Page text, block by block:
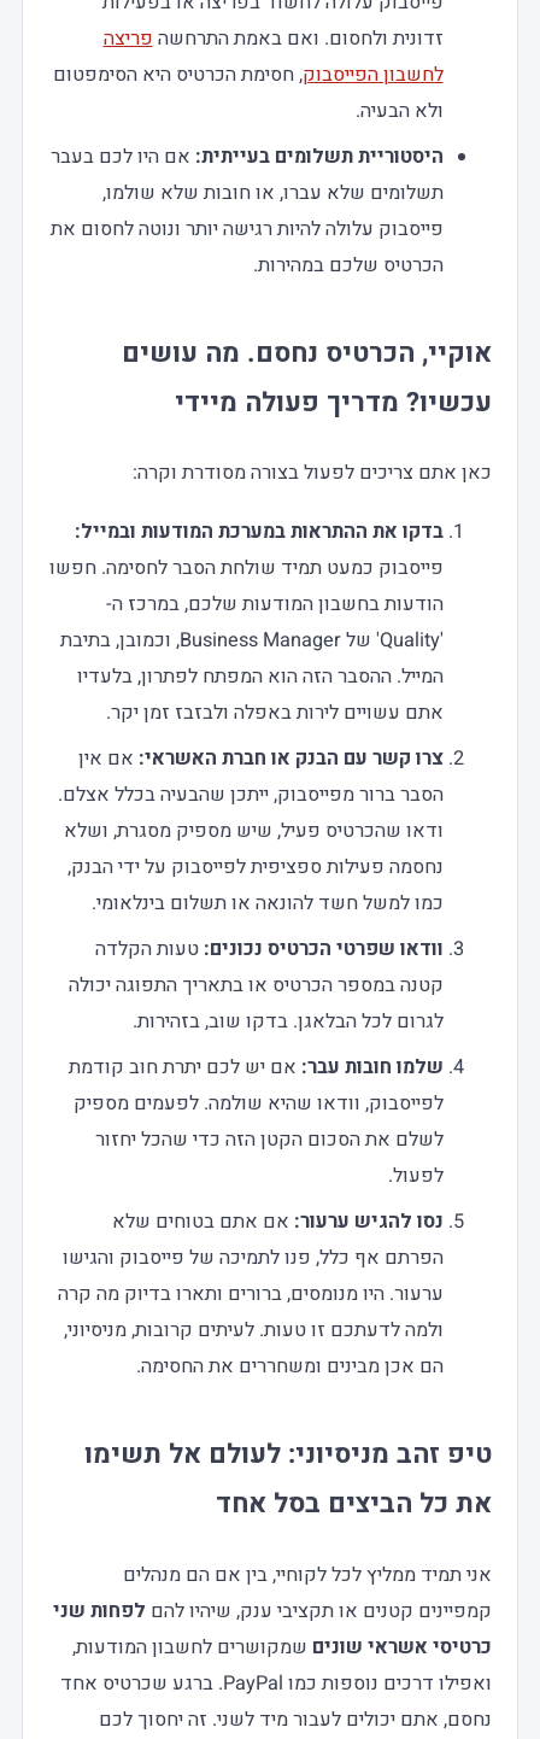
זדונית ולחסום. ואם באמת התרחשה פריצה
לחשבון הפייסבוק, חסימת הכרטיס היא הסימפטום
ולא הבעיה.
היסטוריית תשלומים בעייתית: אם היו לכם בעבר
תשלומים שלא עברו, או חובות שלא שולמו,
פייסבוק עלולה להיות רגישה יותר ונוטה לחסום את
הכרטיס שלכם במהירות.
אוקיי, הכרטיס נחסם. מה עושים
עכשיו? מדריך פעולה מיידי
כאן אתם צריכים לפעול בצורה מסודרת וקרה:
בדקו את ההתראות במערכת המודעות ובמייל:
פייסבוק כמעט תמיד שולחת הסבר לחסימה. חפשו
הודעות בחשבון המודעות שלכם, במרכז ה-
'Quality' של Business Manager, וכמובן, בתיבת
המייל. ההסבר הזה הוא המפתח לפתרון, בלעדיו
אתם עשויים לירות באפלה ולבזבז זמן יקר.
צרו קשר עם הבנק או חברת האשראי: אם אין
הסבר ברור מפייסבוק, ייתכן שהבעיה בכלל אצלם.
ודאו שהכרטיס פעיל, שיש מספיק מסגרת, ושלא
נחסמה פעילות ספציפית לפייסבוק על ידי הבנק,
כמו למשל חשד להונאה או תשלום בינלאומי.
וודאו שפרטי הכרטיס נכונים: טעות הקלדה
קטנה במספר הכרטיס או בתאריך התפוגה יכולה
לגרום לכל הבלאגן. בדקו שוב, בזהירות.
שלמו חובות עבר: אם יש לכם יתרת חוב קודמת
לפייסבוק, וודאו שהיא שולמה. לפעמים מספיק
לשלם את הסכום הקטן הזה כדי שהכל יחזור
לפעול.
נסו להגיש ערעור: אם אתם בטוחים שלא
הפרתם אף כלל, פנו לתמיכה של פייסבוק והגישו
ערעור. היו מנומסים, ברורים ותארו בדיוק מה קרה
ולמה לדעתכם זו טעות. לעיתים קרובות, מניסיוני,
הם אכן מבינים ומשחררים את החסימה.
טיפ זהב מניסיוני: לעולם אל תשימו
את כל הביצים בסל אחד
אני תמיד ממליץ לכל לקוחיי, בין אם הם מנהלים
קמפיינים קטנים או תקציבי ענק, שיהיו להם לפחות שני
כרטיסי אשראי שונים שמקושרים לחשבון המודעות,
ואפילו דרכים נוספות כמו PayPal. ברגע שכרטיס אחד
נחסם, אתם יכולים לעבור מיד לשני. זה יחסוך לכם